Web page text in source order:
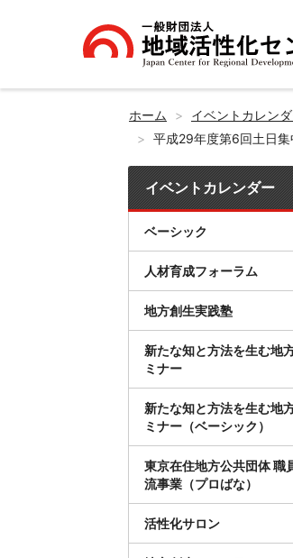
ホーム イベントカレン
平成29年度第6回土日集
イベントカレンダー
ベーシック
人材育成フォーラム
地方創生実践塾
新たな知と方法を生む地
ミナー
新たな知と方法を生む地
ミナー（ベーシック）
東京在住地方公共団体 職
流事業（プロばな）
活性化サロン